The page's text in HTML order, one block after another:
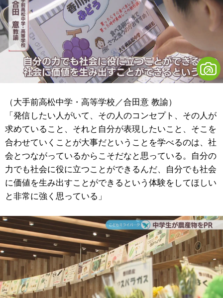
（大手前高松中学・高等学校／合田意 教諭）
「発信したい人がいて、その人のコンセプト、その人が
求めていること、それと自分が表現したいこと、そこを
合わせていくことが大事だということを学べるのは、社
会とつながっているからこそだなと思っている。自分の
力でも社会に役に立つことができるんだ、自分でも社会
に価値を生み出すことができるという体験をしてほしい
と非常に強く思っている」